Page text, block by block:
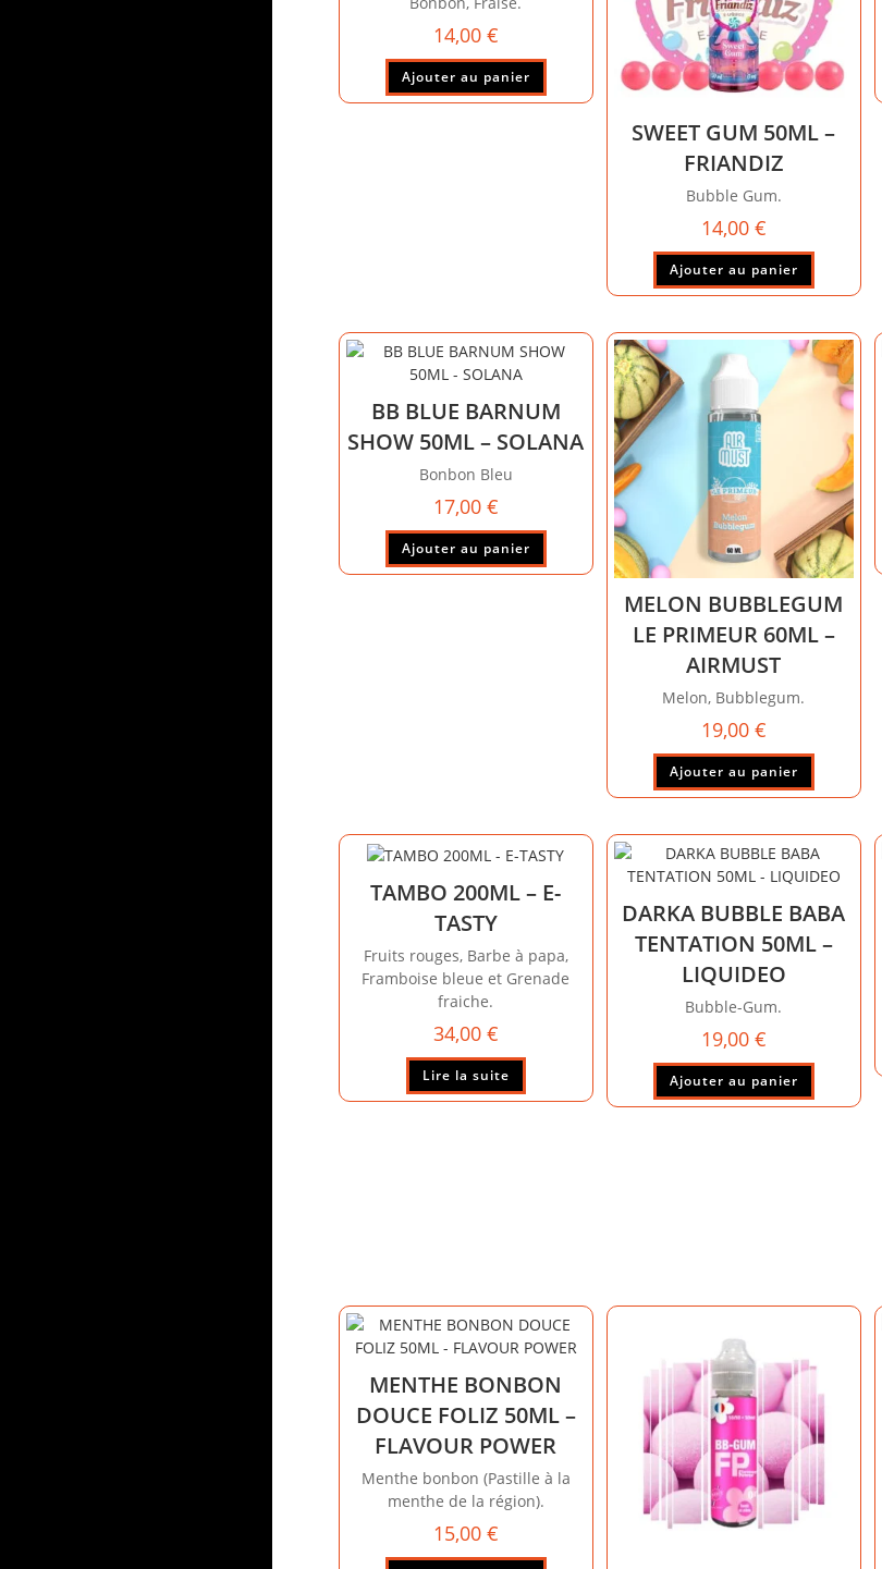
14,00 €
Ajouter au panier
SWEET GUM 50ML –
FRIANDIZ
Bubble Gum.
14,00 €
Ajouter au panier
BB BLUE BARNUM
SHOW 50ML – SOLANA
Bonbon Bleu
17,00 €
Ajouter au panier
MELON BUBBLEGUM
LE PRIMEUR 60ML –
AIRMUST
Melon, Bubblegum.
19,00 €
Ajouter au panier
TAMBO 200ML – E-
TASTY
Fruits rouges, Barbe à papa,
Framboise bleue et Grenade
fraiche.
34,00 €
Lire la suite
DARKA BUBBLE BABA
TENTATION 50ML –
LIQUIDEO
Bubble-Gum.
19,00 €
Ajouter au panier
MENTHE BONBON
DOUCE FOLIZ 50ML –
FLAVOUR POWER
Menthe bonbon (Pastille à la
menthe de la région).
15,00 €